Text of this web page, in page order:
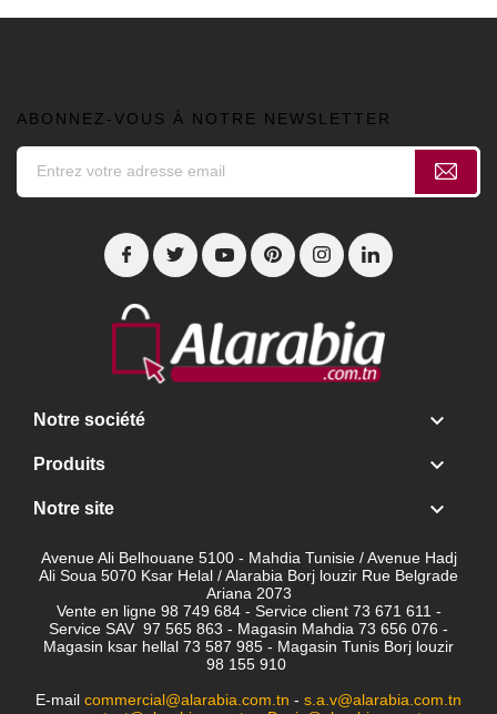
ABONNEZ-VOUS À NOTRE NEWSLETTER
Notre société 
Produits 
Notre site 
Avenue Ali Belhouane 5100 - Mahdia Tunisie / Avenue Hadj
Ali Soua 5070 Ksar Helal / Alarabia Borj louzir Rue Belgrade
Ariana 2073
Vente en ligne 98 749 684 - Service client 73 671 611 -
Service SAV 97 565 863 - Magasin Mahdia 73 656 076 -
Magasin ksar hellal 73 587 985 - Magasin Tunis Borj louzir
98 155 910
E-mail commercial@alarabia.com.tn - s.a.v@alarabia.com.tn